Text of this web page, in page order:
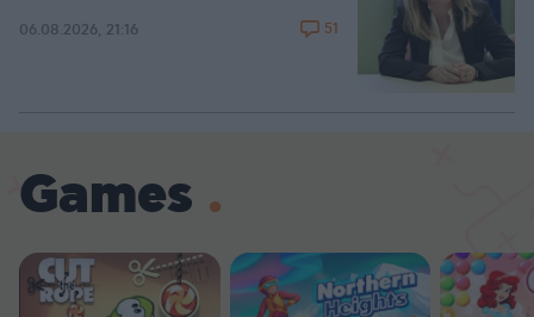
06.08.2026, 21:16 51
Games